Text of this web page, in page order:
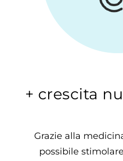
+ crescita
Grazie alla
possibile